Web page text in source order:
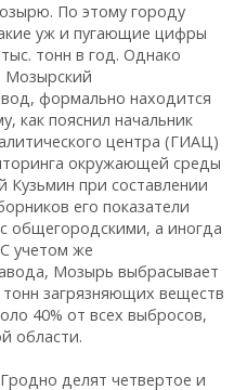
По этому городу
уж и пугающие цифры
тонн в год. Однако
Мозырский
формально находится
как пояснил начальник
центра (ГИАЦ)
окружающей среды
Кузьмин при составлении
его показатели
общегородскими, а иногда
учетом же
Мозырь выбрасывает
загрязняющих веществ
40% от всех выбросов,
области.
делят четвертое и